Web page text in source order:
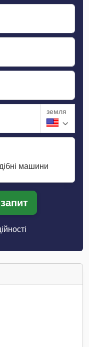
земля
машини